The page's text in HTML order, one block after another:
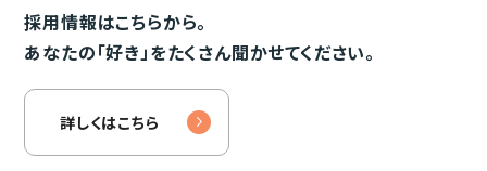
採用情報はこちらから。
あなたの「好き」をたくさん聞かせてください。
詳しくはこちら